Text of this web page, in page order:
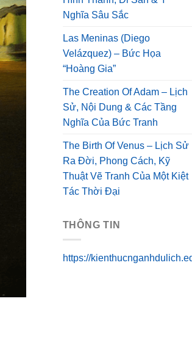
Nghĩa Sâu Sắc
Las Meninas (Diego
Velázquez) – Bức Họa
“Hoàng Gia”
The Creation Of Adam – Lịch
Sử, Nội Dung & Các Tầng
Nghĩa Của Bức Tranh
The Birth Of Venus – Lịch Sử
Ra Đời, Phong Cách, Kỹ
Thuật Vẽ Tranh Của Một Kiệt
Tác Thời Đại
THÔNG TIN
https://